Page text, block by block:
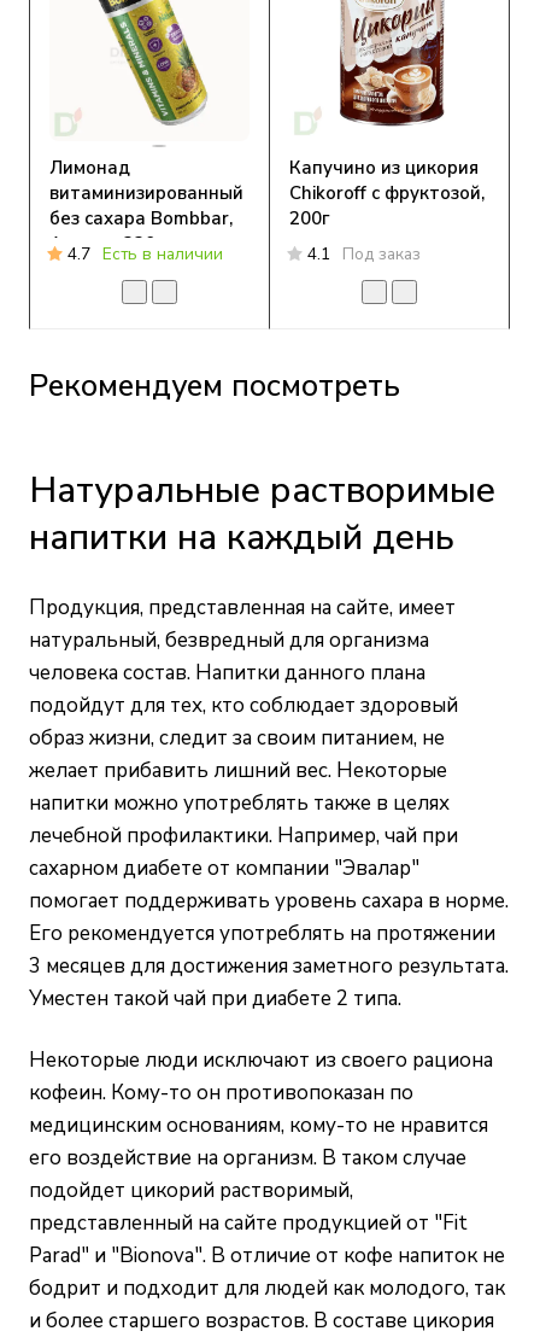
Лимонад
витаминизированный
без сахара Bombbar,
Ананас, 330 мл
4.7 Есть в наличии
Капучино из цикория
Chikoroff с фруктозой,
200г
4.1 Под заказ
Рекомендуем посмотреть
Натуральные растворимые
напитки на каждый день
Продукция, представленная на сайте, имеет
натуральный, безвредный для организма
человека состав. Напитки данного плана
подойдут для тех, кто соблюдает здоровый
образ жизни, следит за своим питанием, не
желает прибавить лишний вес. Некоторые
напитки можно употреблять также в целях
лечебной профилактики. Например, чай при
сахарном диабете от компании "Эвалар"
помогает поддерживать уровень сахара в норме.
Его рекомендуется употреблять на протяжении
3 месяцев для достижения заметного результата.
Уместен такой чай при диабете 2 типа.
Некоторые люди исключают из своего рациона
кофеин. Кому-то он противопоказан по
медицинским основаниям, кому-то не нравится
его воздействие на организм. В таком случае
подойдет цикорий растворимый,
представленный на сайте продукцией от "Fit
Parad" и "Bionova". В отличие от кофе напиток не
бодрит и подходит для людей как молодого, так
и более старшего возрастов. В составе цикория